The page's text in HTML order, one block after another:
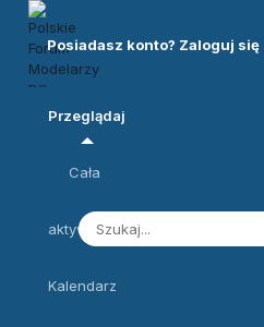
Posiadasz konto? Zaloguj się
Przeglądaj
Cała
aktywność
Kalendarz